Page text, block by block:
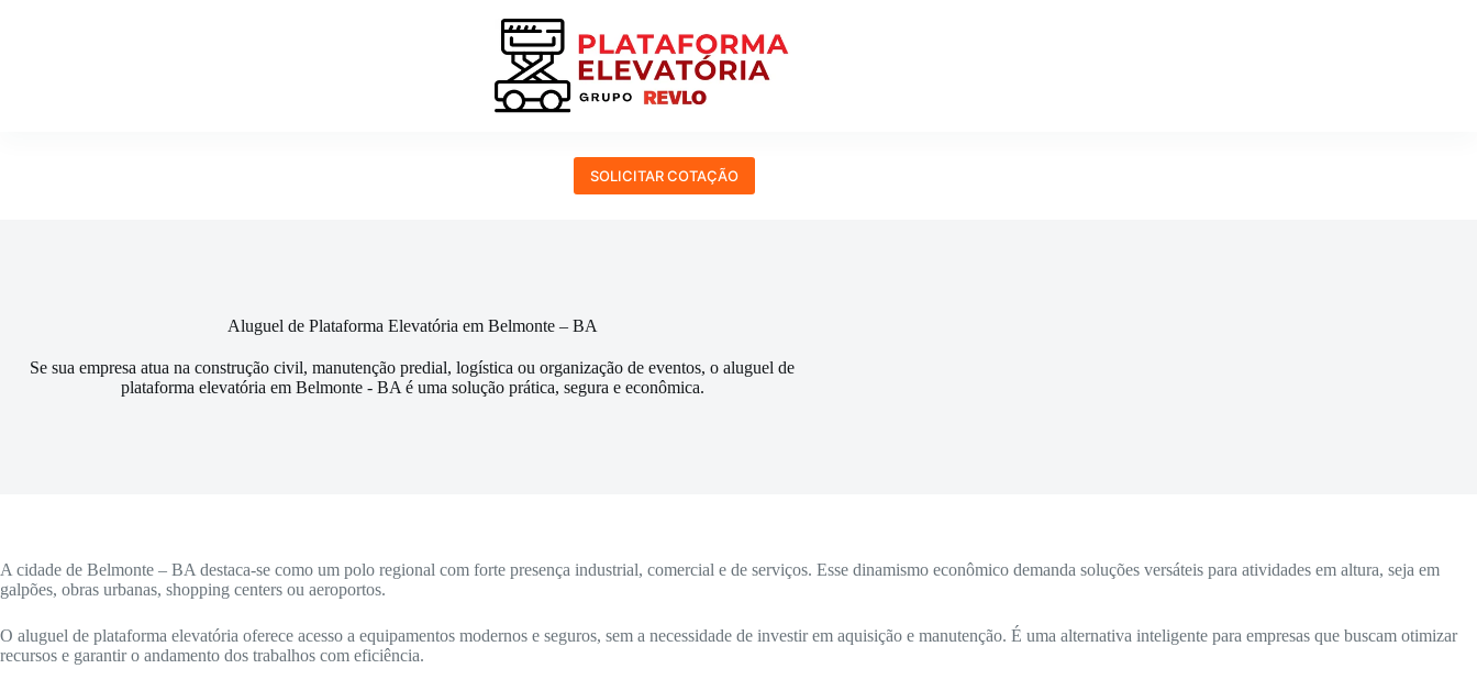
SOLICITAR COTAÇÃO
Aluguel de Plataforma Elevatória em Belmonte – BA
Se sua empresa atua na construção civil, manutenção predial, logística ou organização de eventos, o aluguel de
plataforma elevatória em Belmonte - BA é uma solução prática, segura e econômica.
A cidade de Belmonte – BA destaca-se como um polo regional com forte presença industrial, comercial e de serviços. Esse dinamismo econômico demanda soluções versáteis para atividades em altura, seja em
galpões, obras urbanas, shopping centers ou aeroportos.
O aluguel de plataforma elevatória oferece acesso a equipamentos modernos e seguros, sem a necessidade de investir em aquisição e manutenção. É uma alternativa inteligente para empresas que buscam otimizar
recursos e garantir o andamento dos trabalhos com eficiência.